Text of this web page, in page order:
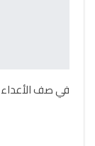
في صف الأعداء